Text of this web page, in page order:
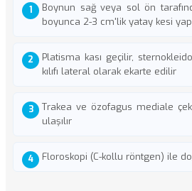
Boynun sağ veya sol ön
boyunca 2-3 cm'lik yatay kesi
Platisma kası geçilir,
kılıfı lateral olarak ekarte edilir
Trakea ve özofagus mediale
ulaşılır
Floroskopi (C-kollu röntgen) ile